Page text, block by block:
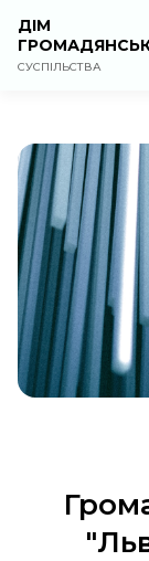
ДІМ
СУСПІЛЬСТВА